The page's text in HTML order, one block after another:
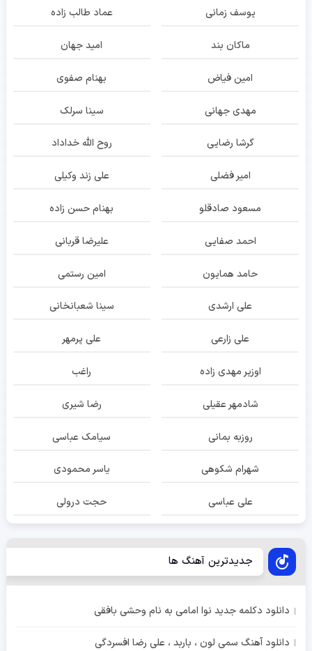
یوسف زمانی عماد طالب زاده
ماکان بند امید جهان
امین فیاض بهنام صفوی
مهدی جهانی سینا سرلک
گرشا رضایی روح الله خداداد
امیر فضلی علی زند وکیلی
مسعود صادقلو بهنام حسن زاده
احمد صفایی علیرضا قربانی
حامد همایون امین رستمی
علی ارشدی سینا شعبانخانی
علی زارعی علی پرمهر
اوزیر مهدی زاده راغب
شادمهر عقیلی رضا شیری
روزبه بمانی سیامک عباسی
شهرام شکوهی یاسر محمودی
علی عباسی حجت درولی
جدیدترین آهنگ ها
دانلود دکلمه جدید نوا امامی به نام وحشی بافقی
دانلود آهنگ سمی لون ، باربد ، علی رضا افسردگی